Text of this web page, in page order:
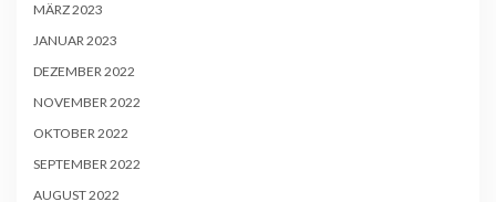
MÄRZ 2023
JANUAR 2023
DEZEMBER 2022
NOVEMBER 2022
OKTOBER 2022
SEPTEMBER 2022
AUGUST 2022